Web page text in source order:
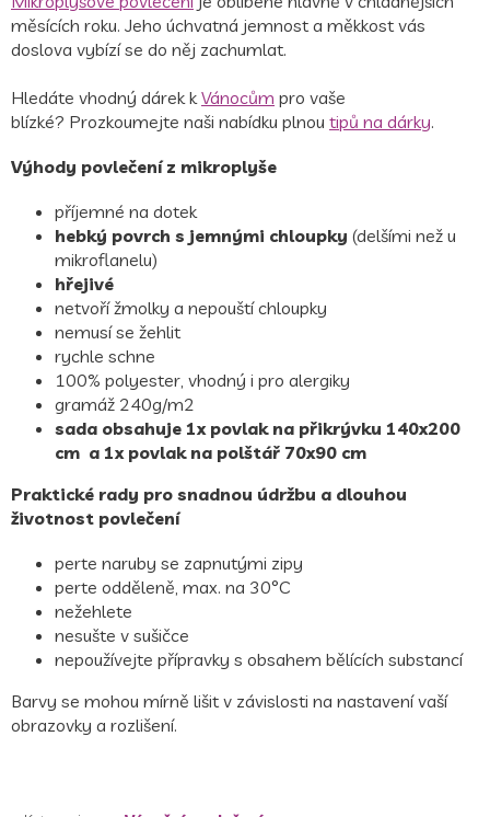
měsících roku. Jeho úchvatná jemnost a měkkost vás
doslova vybízí se do něj zachumlat.
Hledáte vhodný dárek kVánocům pro vaše
blízké? Prozkoumejte naši nabídku plnou tipů na dárky.
Výhody povlečení z mikroplyše
příjemné na dotek
hebký povrch s jemnými chloupky (delšími než u
mikroflanelu)
hřejivé
netvoří žmolky a nepouští chloupky
nemusí se žehlit
rychle schne
100% polyester, vhodný i pro alergiky
gramáž 240g/m2
sada obsahuje 1x povlak na přikrývku 140x200
cm a 1x povlak na polštář 70x90 cm
Praktické rady pro snadnou údržbu a dlouhou
životnost povlečení
perte naruby se zapnutými zipy
perte odděleně, max. na 30°C
nežehlete
nesušte v sušičce
nepoužívejte přípravky s obsahem bělících substancí
Barvy se mohou mírně lišit v závislosti na nastavení vaší
obrazovky a rozlišení.